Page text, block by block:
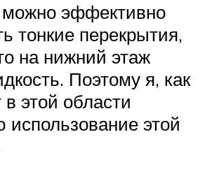
можно эффективно
тонкие перекрытия,
на нижний этаж
Поэтому я, как
этой области
использование этой